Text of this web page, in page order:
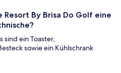
By Brisa Do Golf eine
sind ein Toaster,
sowie ein Kühlschrank